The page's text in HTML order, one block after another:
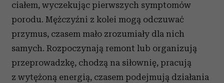
ciałem, wyczekując pierwszych symptomów
porodu. Mężczyźni z kolei mogą odczuwać
przymus, czasem mało zrozumiały dla nich
samych. Rozpoczynają remont lub organizują
przeprowadzkę, chodzą na siłownię, pracują
z wytężoną energią, czasem podejmują działania